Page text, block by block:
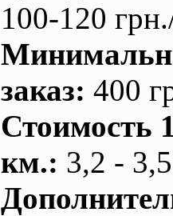
100-120
заказ: 400
Стоимость
км.: 3,2 -